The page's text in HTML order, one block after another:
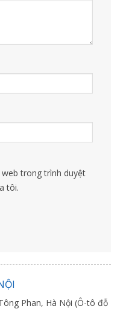
trong trình duyệt
tôi.
Phan, Hà Nội (Ô-tô đỗ